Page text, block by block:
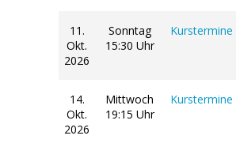
11.
Okt.
2026
Sonntag
15:30 Uhr
Kurstermine
14.
Okt.
2026
Mittwoch
19:15 Uhr
Kurstermine